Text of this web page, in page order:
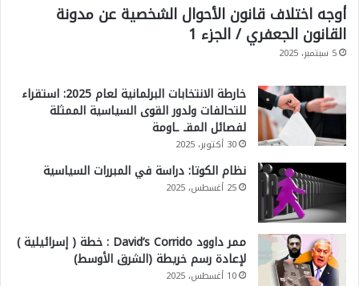
أوجه اختلاف قانون الأحوال الشخصية عن مدونة
القانون الجعفري / الجزء 1
5 سبتمبر، 2025
خارطة الانتخابات البرلمانية لعام 2025: استقراء
للتحالفات ولدور القوى السياسية الممثلة
لفصائل المقـ ـاومة
30 أكتوبر، 2025
نظام الكوتا: دراسة في المبررات السياسية
25 أغسطس، 2025
ممر داوود David’s Corrido : خطة ( إسرائيلية )
لإعادة رسم خريطة (الشرق الأوسط)
10 أغسطس، 2025